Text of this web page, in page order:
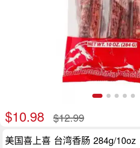
$10.98 $12.99
美国喜上喜 台湾香肠 284g/10oz